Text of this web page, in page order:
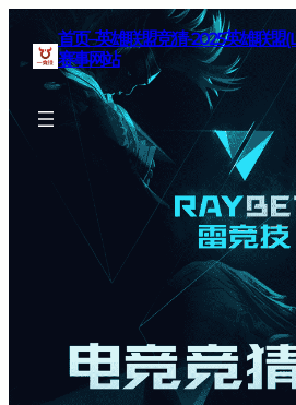
首页–英雄联盟竞猜-2025英雄联盟
赛事网站